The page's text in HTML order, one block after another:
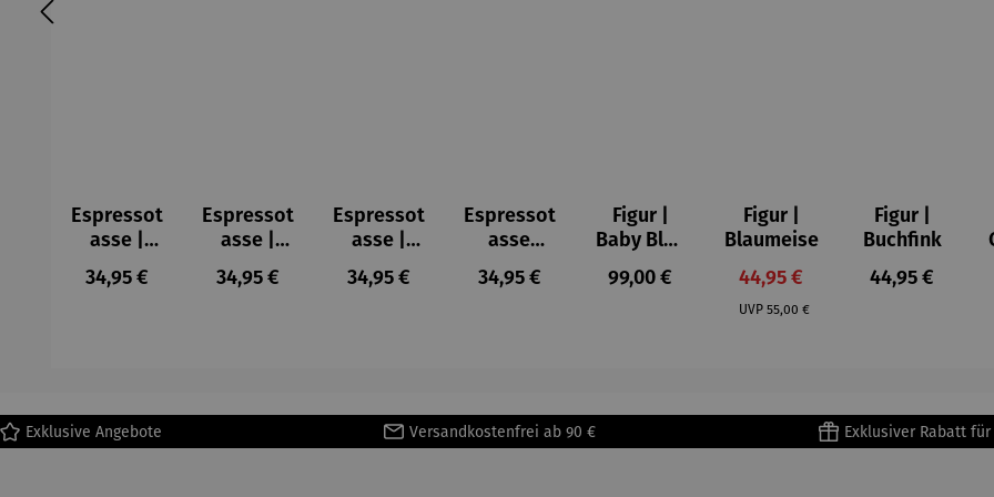
Espressot
asse |
Dame mit
Fächer -
Regulärer Preis:
34,95 €
Espressot
asse |
Family of
Fish -
Regulärer Preis:
34,95 €
Espressot
asse |
Mandelba
um rot -
Regulärer Preis:
34,95 €
Espressot
asse
Farbstudi
e –
Regulärer Preis:
34,95 €
Figur |
Baby Blue
- Romero
Britto
Regulärer Preis:
99,00 €
Figur |
Blaumeise
Verkaufspreis:
44,95 €
UVP Regulärer Preis:
55,00 €
Figur |
Buchfink
Regulärer
44,95 €
Exklusive Angebote Versandkostenfrei ab 90 € Exklusiver Rabatt